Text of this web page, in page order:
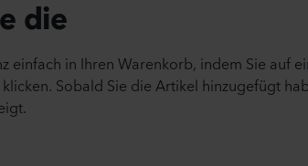
die
einfach in Ihren Warenkorb, indem Sie auf
Sobald Sie die Artikel hinzugefügt